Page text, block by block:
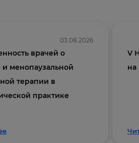
03.08.2026
врачей о
и менопаузальной
терапии в
практике
V
на